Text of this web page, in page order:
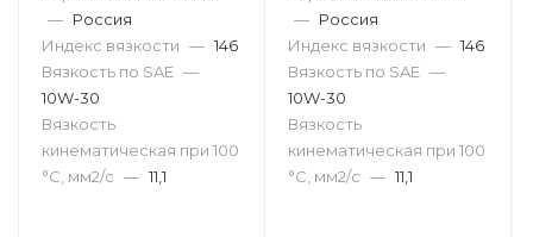
— Россия
Индекс вязкости — 146
Вязкость по SAE —
10W-30
Вязкость
кинематическая при 100
°С, мм2/с — 11,1
— Россия
Индекс вязкости — 146
Вязкость по SAE —
10W-30
Вязкость
кинематическая при 100
°С, мм2/с — 11,1